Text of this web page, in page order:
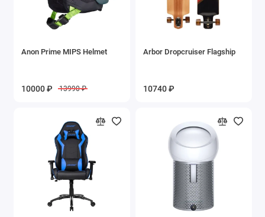
Anon Prime MIPS Helmet
10000 ₽ 13990 ₽
Arbor Dropcruiser Flagship
10740 ₽